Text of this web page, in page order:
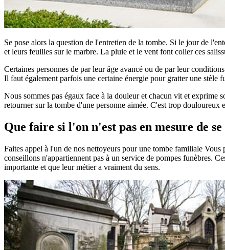
Se pose alors la question de l'entretien de la tombe. Si le jour de
et leurs feuilles sur le marbre. La pluie et le vent font coller ces
Certaines personnes de par leur âge avancé ou de par leur
Il faut également parfois une certaine énergie pour gratter une stèle
Nous sommes pas égaux face à la douleur et chacun vit et exprime
retourner sur la tombe d'une personne aimée. C'est trop
Que faire si l'on n'est pas en mesure de
Faites appel à l'un de nos nettoyeurs pour une tombe familiale
conseillons n'appartiennent pas à un service de pompes funèbres.
importante et que leur métier a vraiment du sens.